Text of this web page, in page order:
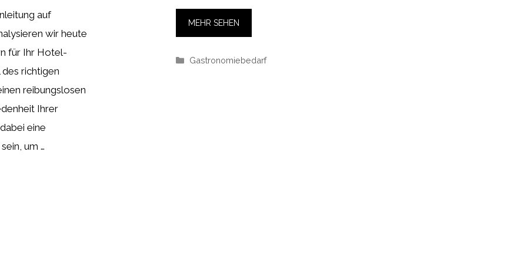
auf
wir heute
für Ihr Hotel-
richtigen
reibungslosen
Ihrer
eine
um …
MEHR SEHEN
Kategorien
Gastronomiebedarf